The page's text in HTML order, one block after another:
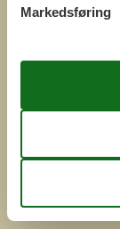
Markedsføring